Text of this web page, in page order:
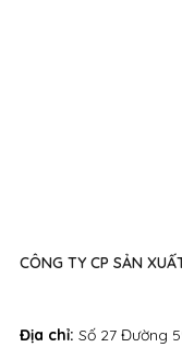
Địa chỉ: Số 27 Đường
CÔNG TY CP SẢN